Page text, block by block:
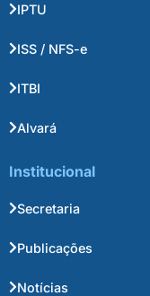
IPTU
ISS / NFS-e
ITBI
Alvará
Institucional
Secretaria
Publicações
Notícias